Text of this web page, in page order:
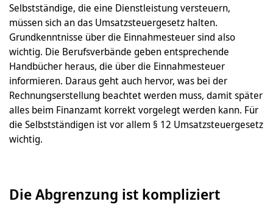
Selbstständige, die eine Dienstleistung versteuern,
müssen sich an das Umsatzsteuergesetz halten.
Grundkenntnisse über die Einnahmesteuer sind also
wichtig. Die Berufsverbände geben entsprechende
Handbücher heraus, die über die Einnahmesteuer
informieren. Daraus geht auch hervor, was bei der
Rechnungserstellung beachtet werden muss, damit später
alles beim Finanzamt korrekt vorgelegt werden kann. Für
die Selbstständigen ist vor allem § 12 Umsatzsteuergesetz
wichtig.
Die Abgrenzung ist kompliziert